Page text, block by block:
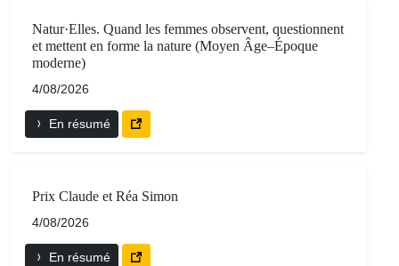
Natur·Elles. Quand les femmes observent, questionnent
et mettent en forme la nature (Moyen Âge–Époque
moderne)
4/08/2026
En résumé
Prix Claude et Réa Simon
4/08/2026
En résumé